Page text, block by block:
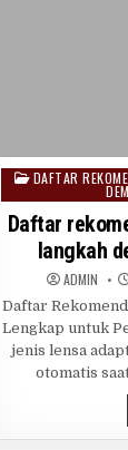
Posted
in
DAFTAR
Daftar
langkah
ADMIN
Daftar
Lengkap untuk
jenis lensa
otomatis